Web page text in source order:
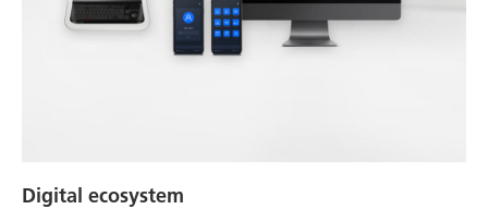
Digital ecosystem